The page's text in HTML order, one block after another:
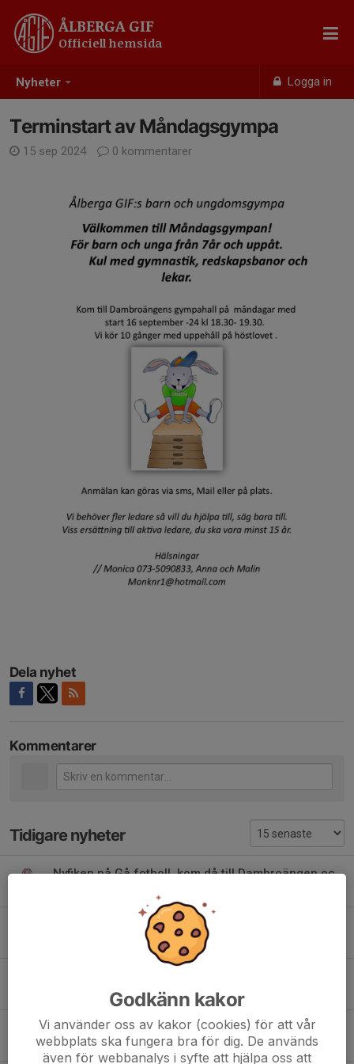
Nyheter Logga in
ÅLBERGA GIF
Officiell hemsida
Terminstart av Måndagsgympa
15 sep 2024 0 kommentarer
Dela nyhet
Kommentarer
Tidigare nyheter
Nyfiken på Gå fotboll, kom då till Dambroängen och testa!
1
22 jan, 21:08 0
Välkomna på Redskapsgympa
14 sep 2025 0
Godkänn kakor
Vi använder oss av kakor (cookies) för att vår
webbplats ska fungera bra för dig. De används
även för webbanalys i syfte att hjälpa oss att